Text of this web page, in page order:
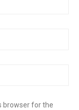
browser for the